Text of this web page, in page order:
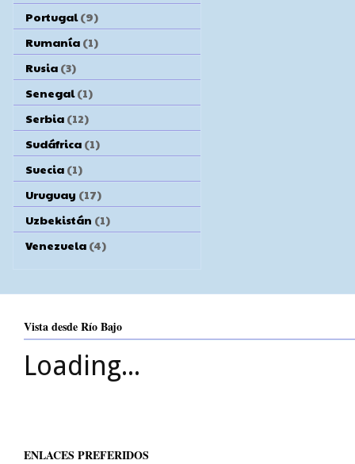
Portugal (9)
Rumanía (1)
Rusia (3)
Senegal (1)
Serbia (12)
Sudáfrica (1)
Suecia (1)
Uruguay (17)
Uzbekistán (1)
Venezuela (4)
Vista desde Río Bajo
Loading...
ENLACES PREFERIDOS